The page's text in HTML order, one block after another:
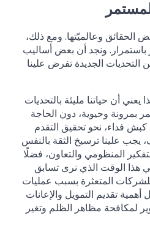
وعالميّتها. ومع ذلك،
باستمرار. ونجد أن بعض أساليب
التحديات الجديدة تفرض علينا
أن حياتنا مليئة بالتحديات
بمرونة وحيوية، دون الحاجة
كبش فداء، نحو تحقيق التقدم
يجب علينا ترسيخ الثقة بالنفس
المنظومي والتعاون، فضلًا
هذا الوقت الذي نرى تسابق
المتعثرة بسبب عمليات
تقديم التمويل والإعانات
لمكافحة مظاهر الظلم وتغير